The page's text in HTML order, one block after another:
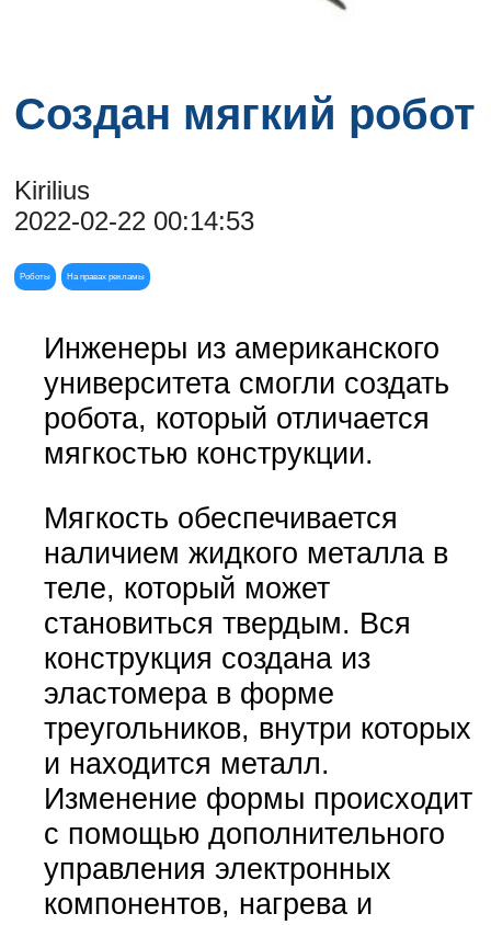
Создан мягкий робот
Kirilius
2022-02-22 00:14:53
Роботы На правах рекламы
Инженеры из американского
университета смогли создать
робота, который отличается
мягкостью конструкции.
Мягкость обеспечивается
наличием жидкого металла в
теле, который может
становиться твердым. Вся
конструкция создана из
эластомера в форме
треугольников, внутри которых
и находится металл.
Изменение формы происходит
с помощью дополнительного
управления электронных
компонентов, нагрева и